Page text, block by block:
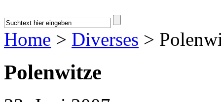
Home > Diverses >
Polenwitze